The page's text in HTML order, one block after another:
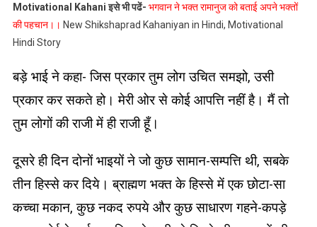
Motivational Kahani इसे भी पढें- भगवान ने भक्त रामानुज को बताई अपने भक्तों
की पहचान।। New Shikshaprad Kahaniyan in Hindi, Motivational
Hindi Story
बड़े भाई ने कहा- जिस प्रकार तुम लोग उचित समझो, उसी
प्रकार कर सकते हो। मेरी ओर से कोई आपत्ति नहीं है। मैं तो
तुम लोगों की राजी में ही राजी हूँ।
दूसरे ही दिन दोनों भाइयों ने जो कुछ सामान-सम्पत्ति थी, सबके
तीन हिस्से कर दिये। ब्राह्मण भक्त के हिस्से में एक छोटा-सा
कच्चा मकान, कुछ नकद रुपये और कुछ साधारण गहने-कपड़े